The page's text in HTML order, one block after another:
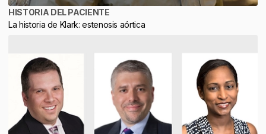
HISTORIA DEL PACIENTE
La historia de Klark: estenosis aórtica